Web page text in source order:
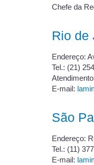
Chefe da
Rio de
Endereço:
Tel.: (21)
E-mail:
São
Endereço:
Tel.: (11)
E-mail: